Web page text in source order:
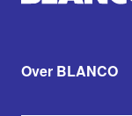
Over BLANCO